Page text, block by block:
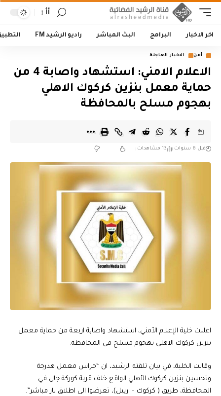
أأ
اخر الاخبار البرامج البث المباشر راديو الرشيد FM
أمن الاخبار العاجلة
الاعلام الامني: استشهاد واصابة 4 من
حماية معمل بنزين كركوك الاهلي
بهجوم مسلح بالمحافظة
قبل 6 سنوات 13 مشاهدات
اعلنت خلية الإعلام الأمني، استشهاد واصابة اربعة من حماية معمل
بنزين كركوك الاهلي بهجوم مسلح في المحافظة.
وقالت الخلية، في بيان تلقته الرشيد، ان “حراس معمل هدرجة
وتحسين بنزين كركوك الأهلي الواقع خلف قرية كوركة جال في
المحافظة، طريق ( كركوك – اربيل)، تعرضوا الى اطلاق نار مباشر”.